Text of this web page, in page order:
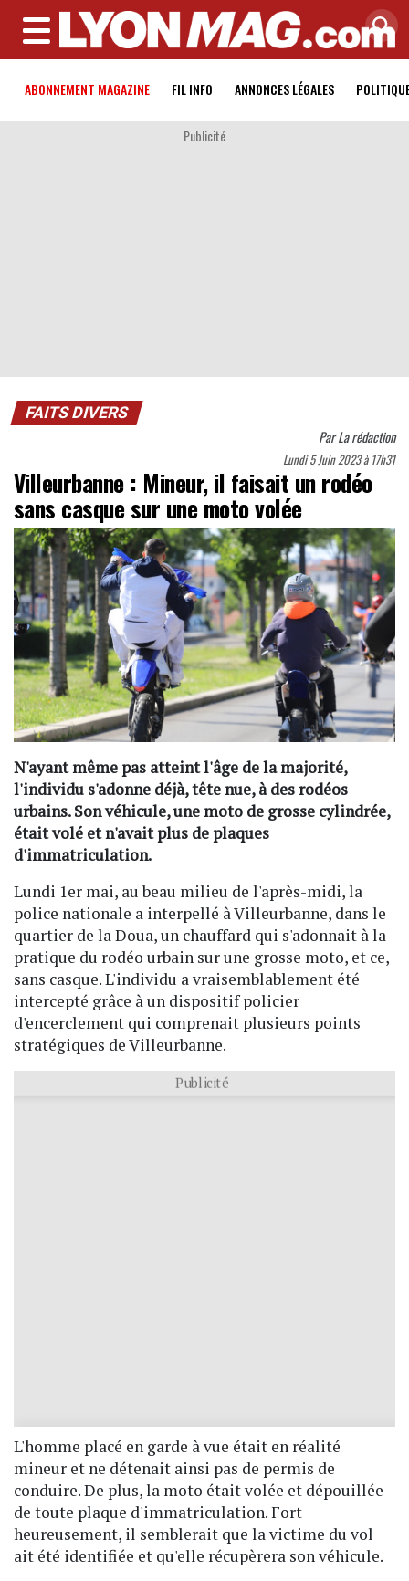
MENU
ABONNEMENT MAGAZINE FIL INFO ANNONCES LÉGALES
Publicité
FAITS DIVERS
ParLa rédaction
Lundi 5 Juin 2023 à 17h31
Villeurbanne : Mineur, il faisait un rodéo
sans casque sur une moto volée
N'ayant même pas atteint l'âge de la majorité,
l'individu s'adonne déjà, tête nue, à des rodéos
urbains. Son véhicule, une moto de grosse cylindrée,
était volé et n'avait plus de plaques
d'immatriculation.
Lundi 1er mai, au beau milieu de l'après-midi, la
police nationale a interpellé à Villeurbanne, dans le
quartier de la Doua, un chauffard qui s'adonnait à la
pratique du rodéo urbain sur une grosse moto, et ce,
sans casque. L'individu a vraisemblablement été
intercepté grâce à un dispositif policier
d'encerclement qui comprenait plusieurs points
stratégiques de Villeurbanne.
Publicité
L'homme placé en garde à vue était en réalité
mineur et ne détenait ainsi pas de permis de
conduire. De plus, la moto était volée et dépouillée
de toute plaque d'immatriculation. Fort
heureusement, il semblerait que la victime du vol
ait été identifiée et qu'elle récupèrera son véhicule.